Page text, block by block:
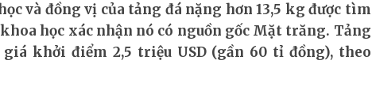
và đồng vị của tảng đá nặng hơn 13,5 kg được tìm
khoa học xác nhận nó có nguồn gốc Mặt trăng. Tảng
khởi điểm 2,5 triệu USD (gần 60 tỉ đồng), theo